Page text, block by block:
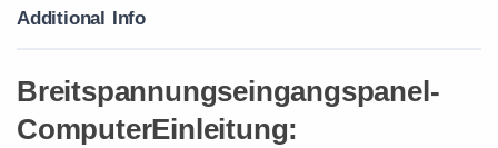
Additional Info
Breitspannungseingangspanel-
ComputerEinleitung: